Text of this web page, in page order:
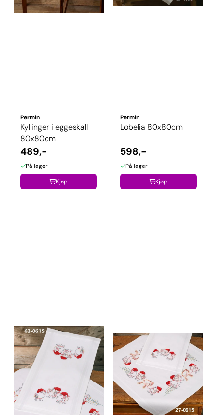
Permin
Kyllinger i eggeskall
80x80cm
489,-
På lager
Kjøp
Permin
Lobelia 80x80cm
598,-
På lager
Kjøp